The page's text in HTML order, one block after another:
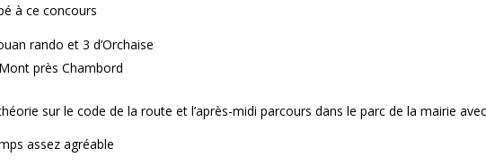
à ce concours
rando et 3 d’Orchaise
près Chambord
sur le code de la route et l’après-midi parcours dans le parc de la mairie
assez agréable